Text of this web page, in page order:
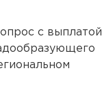
с выплатой